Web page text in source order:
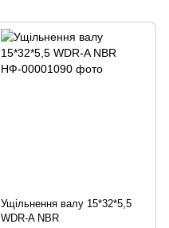
Ущільнення валу 15*32*5,5
WDR-A NBR